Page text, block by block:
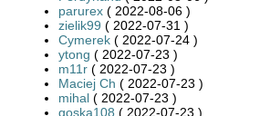
parurex ( 2022-08-06 )
zielik99 ( 2022-07-31 )
Cymerek ( 2022-07-24 )
ytong ( 2022-07-23 )
m11r ( 2022-07-23 )
Maciej Ch ( 2022-07-23 )
mihal ( 2022-07-23 )
goska108 ( 2022-07-23 )